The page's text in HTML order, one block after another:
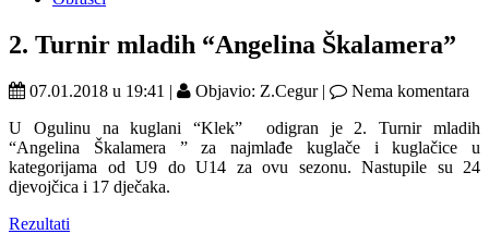
2. Turnir mladih “Angelina Škalamera”
07.01.2018 u 19:41 | Objavio: Z.Cegur |
Nema komentara
U Ogulinu na kuglani “Klek” odigran je 2. Turnir mladih
“Angelina Škalamera ” za najmlađe kuglače i kuglačice u
kategorijama od U9 do U14 za ovu sezonu. Nastupile su 24
djevojčica i 17 dječaka.
Rezultati